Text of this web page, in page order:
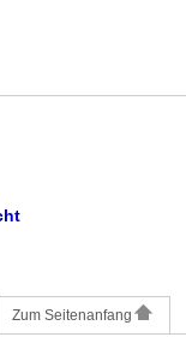
Zum Seitenanfang